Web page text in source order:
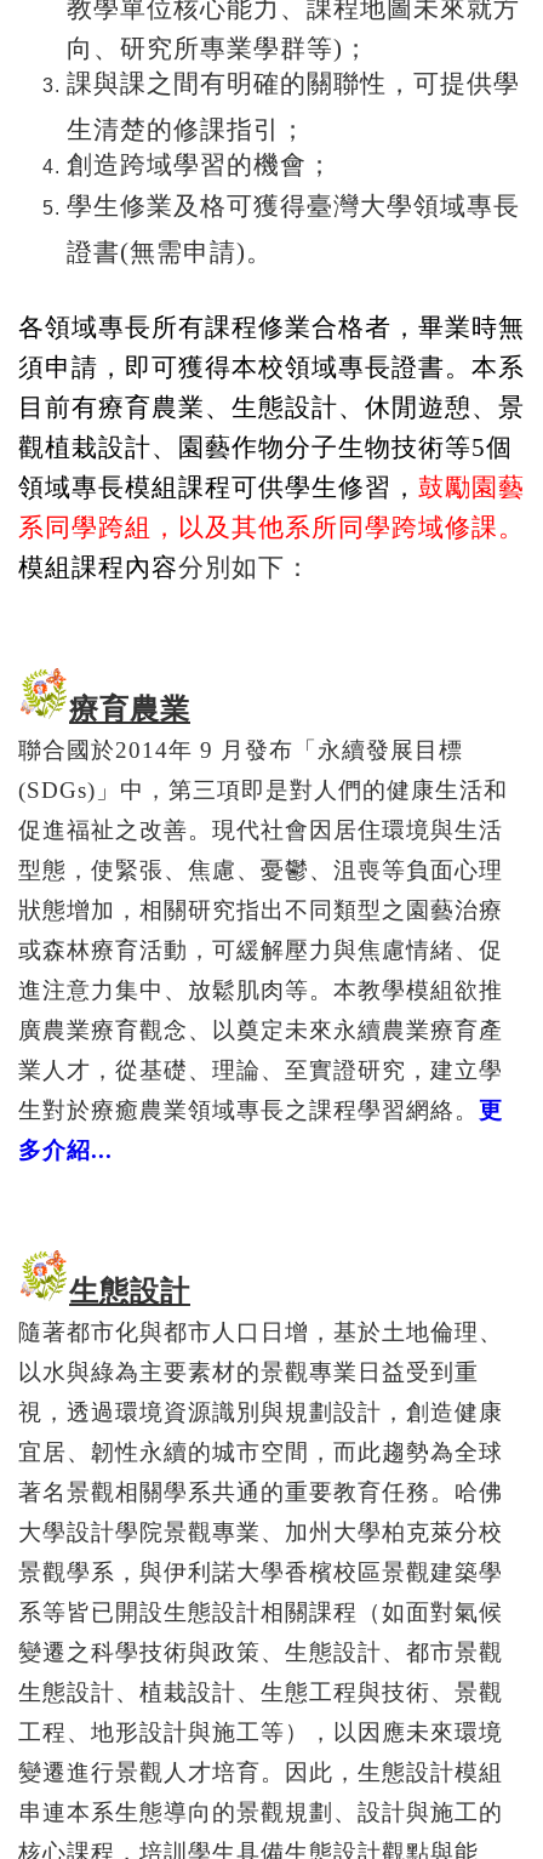
向、研究所專業學群等)；
課與課之間有明確的關聯性，可提供學
生清楚的修課指引；
創造跨域學習的機會；
學生修業及格可獲得臺灣大學領域專長
證書(無需申請)。
各領域專長所有課程修業合格者，畢業時無
須申請，即可獲得本校領域專長證書。本系
目前有療育農業、生態設計、休閒遊憩、景
觀植栽設計、園藝作物分子生物技術等5個
領域專長模組課程可供學生修習， 鼓勵園藝
系同學跨組，以及其他系所同學跨域修課。
模組課程內容分別如下：
療育農業
聯合國於2014年 9 月發布「永續發展目標
(SDGs) 」中，第三項即是對人們的健康生活和
促進福祉之改善。現代社會因居住環境與生活
型態，使緊張、焦慮、憂鬱、沮喪等負面心理
狀態增加，相關研究指出不同類型之園藝治療
或森林療育活動，可緩解壓力與焦慮情緒、促
進注意力集中、放鬆肌肉等。 本教學模組欲推
廣農業療育觀念、以奠定未來永續農業療育產
業人才，從基礎、理論、至實證研究，建立學
生對於療癒農業領域專長之課程學習網絡。 更
多介紹...
生態設計
隨著都市化與都市人口日增，基於土地倫理、
以水與綠為主要素材的景觀專業日益受到重
視，透過環境資源識別與規劃設計，創造健康
宜居、韌性永續的城市空間，而此趨勢為全球
著名景觀相關學系共通的重要教育任務。哈佛
大學設計學院景觀專業、加州大學柏克萊分校
景觀學系，與伊利諾大學香檳校區景觀建築學
系等皆已開設生態設計相關課程（如面對氣候
變遷之科學技術與政策、生態設計、都市景觀
生態設計、植栽設計、生態工程與技術、景觀
工程、地形設計與施工等），以因應未來環境
變遷進行景觀人才培育。因此，生態設計模組
串連本系生態導向的景觀規劃、設計與施工的
核心課程，培訓學生具備生態設計觀點與能